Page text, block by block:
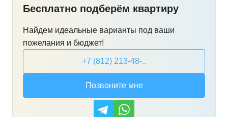
Бесплатно подберём квартиру
Найдем идеальные варианты под ваши
пожелания и бюджет!
+7 (812) 213-48-..
Позвоните мне